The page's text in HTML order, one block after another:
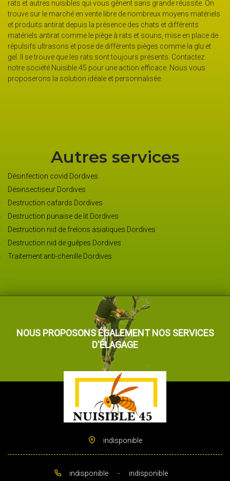
On
de
glu et
La société Nuisible 45 existe depuis des décennies. Par
les responsables de la société savent qu’ils ne peuvent
métier de dératiseur s’ils ne remplissent pas certains
conditions. Les responsables de la société doivent posséder
certificats justifiant les aptitudes à assurer la profession de
dératiseur : connaitre lé législation sur l’extermination de
maitriser les équipements et produits à utiliser (donc ceux
interdits), savoir les règles de sécurité et d’hygiène. Il est
Autres services
Désinfection covid Dordives
Désinsectiseur Dordives
Destruction cafards Dordives
Destruction punaise de lit Dordives
Destruction nid de frelons asiatiques Dordives
Destruction nid de guêpes Dordives
Traitement anti-chenille Dordives
NOUS PROPOSONS ÉGALEMENT NOS SERVICES
D'ÉLAGAGE
indisponible
indisponible - indisponible